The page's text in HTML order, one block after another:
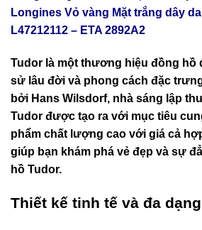
Longines Vỏ vàng Mặt trắng dây
L47212112 – ETA 2892A2
Tudor là một thương hiệu đồng hồ
sử lâu đời và phong cách đặc
bởi Hans Wilsdorf, nhà sáng lập
Tudor được tạo ra với mục tiêu
phẩm chất lượng cao với giá cả
giúp bạn khám phá vẻ đẹp và sự
hồ Tudor.
Thiết kế tinh tế và đa